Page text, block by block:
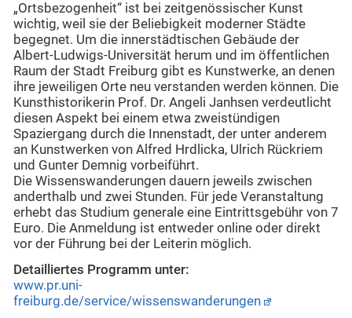
„Ortsbezogenheit“ ist bei zeitgenössischer Kunst
wichtig, weil sie der Beliebigkeit moderner Städte
begegnet. Um die innerstädtischen Gebäude der
Albert-Ludwigs-Universität herum und im öffentlichen
Raum der Stadt Freiburg gibt es Kunstwerke, an denen
ihre jeweiligen Orte neu verstanden werden können. Die
Kunsthistorikerin Prof. Dr. Angeli Janhsen verdeutlicht
diesen Aspekt bei einem etwa zweistündigen
Spaziergang durch die Innenstadt, der unter anderem
an Kunstwerken von Alfred Hrdlicka, Ulrich Rückriem
und Gunter Demnig vorbeiführt.
Die Wissenswanderungen dauern jeweils zwischen
anderthalb und zwei Stunden. Für jede Veranstaltung
erhebt das Studium generale eine Eintrittsgebühr von 7
Euro. Die Anmeldung ist entweder online oder direkt
vor der Führung bei der Leiterin möglich.
Detailliertes Programm unter:
www.pr.uni-
freiburg.de/service/wissenswanderungen